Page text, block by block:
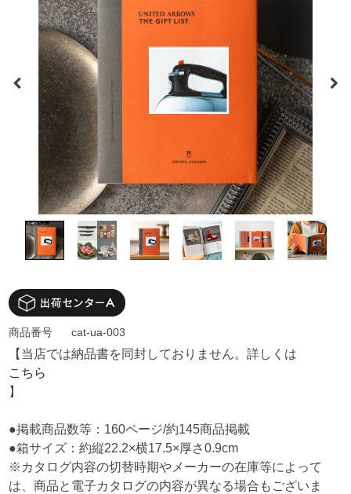
商品番号 cat-ua-003
【当店では納品書を同封しておりません。詳しくは
こちら
】
●掲載商品数等：160ページ/約145商品掲載
●箱サイズ：約縦22.2×横17.5×厚さ0.9cm
※カタログ内容の切替時期やメーカーの在庫等によって
は、商品と電子カタログの内容が異なる場合もございま